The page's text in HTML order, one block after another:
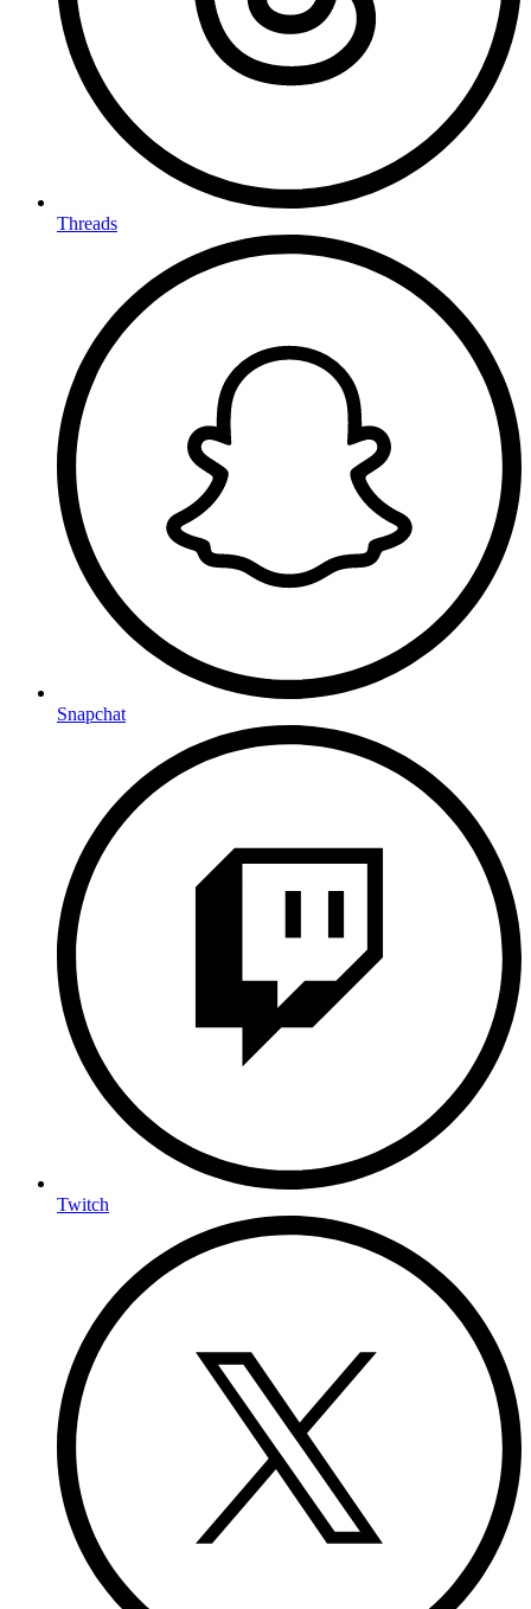
Threads
Snapchat
Twitch